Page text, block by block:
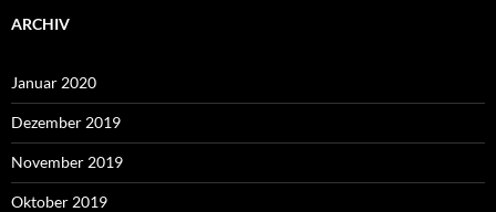
ARCHIV
Januar 2020
Dezember 2019
November 2019
Oktober 2019